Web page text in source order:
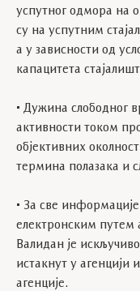
успутног одмора на
су на успутним
а у зависности од
капацитета
• Дужина слободног
активности током
објективних
термина полазака и
• За све
електронским путем
Валидан је
истакнут у агенцији
агенције.